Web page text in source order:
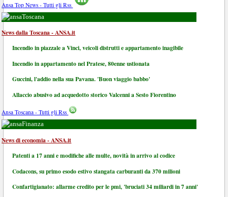
Ansa Top News - Tutti gli Rss
Toscana
News dalla Toscana - ANSA.it
Incendio in piazzale a Vinci, veicoli distrutti e appartamento inagibile
Incendio in appartamento nel Pratese, 80enne ustionata
Guccini, l'addio nella sua Pavana. 'Buon viaggio babbo'
Allaccio abusivo ad acquedotto storico Valcenni a Sesto Fiorentino
Ansa Toscana - Tutti gli Rss
Finanza
News di economia - ANSA.it
Patenti a 17 anni e modifiche alle multe, novità in arrivo al codice
Codacons, su primo esodo estivo stangata carburanti da 370 milioni
Confartigianato: allarme credito per le pmi, 'bruciati 34 miliardi in 7 anni'